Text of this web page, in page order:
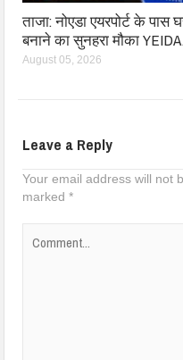
ताजा: नोएडा एयरपोर्ट के पास
बनाने का सुनहरा मौका
August 05, 2026
Leave a Reply
Your email address will not
marked*